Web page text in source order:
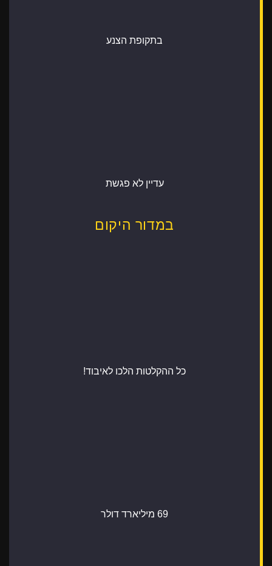
בתקופת הצנע
עדיין לא פגשת
במדור היקום
כל ההקלטות הלכו לאיבוד!
69 מיליארד דולר